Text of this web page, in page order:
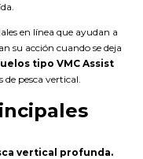
en línea que ayudan a
su acción cuando se deja
tipo VMC Assist
pesca vertical.
vertical profunda.